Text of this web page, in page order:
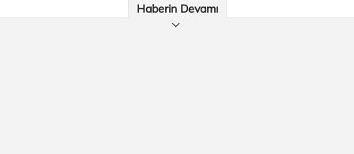
Haberin Devamı